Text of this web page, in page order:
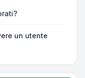
un utente